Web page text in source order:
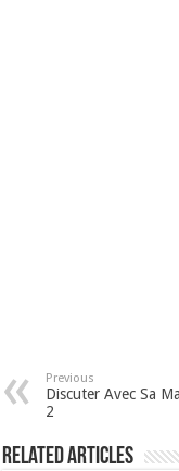
Previous
Discuter Avec Sa
2
Related Articles